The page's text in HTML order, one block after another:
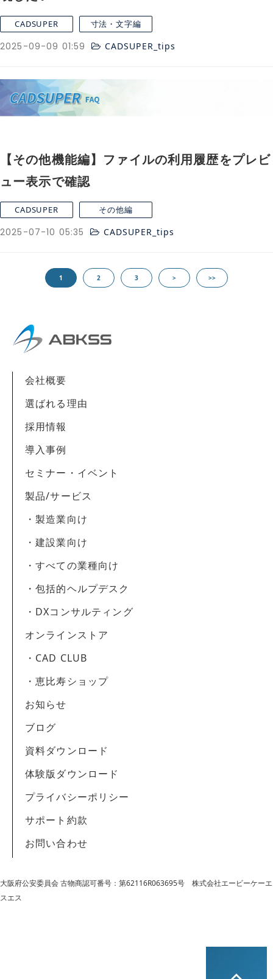
CADSUPER 寸法・文字編
2025-09-09 01:59 CADSUPER_tips
【その他機能編】ファイルの利用履歴をプレビ
ュー表示で確認
CADSUPER その他編
2025-07-10 05:35 CADSUPER_tips
1 2 3 > >>
会社概要
選ばれる理由
採用情報
導入事例
セミナー・イベント
製品/サービス
・製造業向け
・建設業向け
・すべての業種向け
・包括的ヘルプデスク
・DXコンサルティング
オンラインストア
・CAD CLUB
・恵比寿ショップ
お知らせ
ブログ
資料ダウンロード
体験版ダウンロード
プライバシーポリシー
サポート約款
お問い合わせ
大阪府公安委員会 古物商認可番号：第62116R063695号 株式会社エービーケーエ
スエス